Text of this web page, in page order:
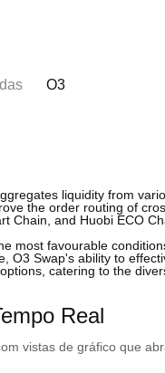
O3
liquidity from
the order routing of
Chain, and Huobi ECO
most favourable
O3 Swap's ability to
catering to the
Real
vistas de gráfico que